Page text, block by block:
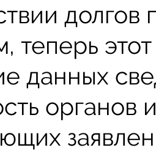
теперь
данных
органов